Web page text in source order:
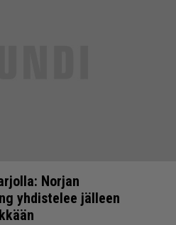
Norjan
yhdistelee jälleen